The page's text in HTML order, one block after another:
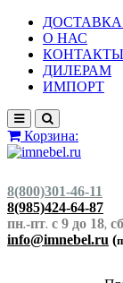
О НАС
КОНТАКТЫ
ДИЛЕРАМ
ИМПОРТ
Корзина:
8(800)301-46-11
8(985)424-64-87
пн.-пт. с 9 до 18, сб
info@imnebel.ru (